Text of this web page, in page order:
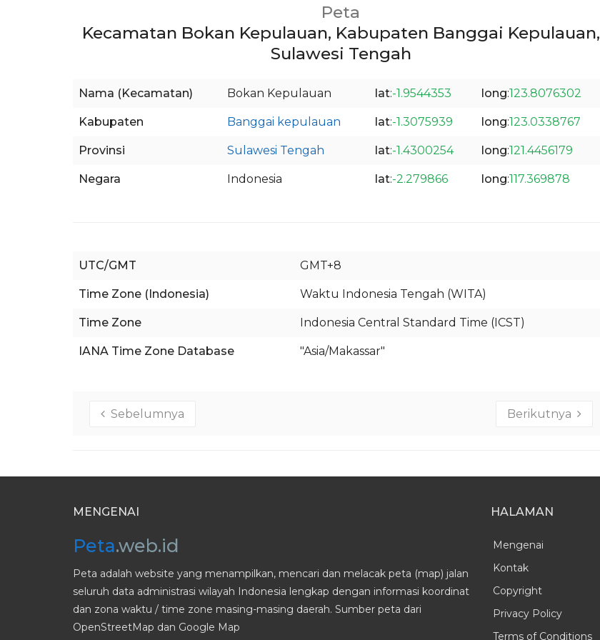
Peta
Kecamatan Bokan Kepulauan, Kabupaten Banggai Kepulauan,
Sulawesi Tengah
Nama (Kecamatan) Bokan Kepulauan lat:-1.9544353 long:123.8076302
Kabupaten Banggai kepulauan lat:-1.3075939 long:123.0338767
Provinsi Sulawesi Tengah lat:-1.4300254 long:121.4456179
Negara Indonesia lat:-2.279866 long:117.369878
UTC/GMT GMT+8
Time Zone (Indonesia) Waktu Indonesia Tengah (WITA)
Time Zone Indonesia Central Standard Time (ICST)
IANA Time Zone Database "Asia/Makassar"
Sebelumnya Berikutnya
MENGENAI
Peta.web.id
Peta adalah website yang menampilkan, mencari dan melacak peta (map) jalan
seluruh data administrasi wilayah Indonesia lengkap dengan informasi koordinat
dan zona waktu / time zone masing-masing daerah. Sumber peta dari
OpenStreetMap dan Google Map
HALAMAN
Mengenai
Kontak
Copyright
Privacy Policy
Terms of Conditions